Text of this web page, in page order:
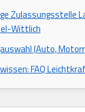
Zulassungsstelle
Wittlich
(Auto,
FAQ